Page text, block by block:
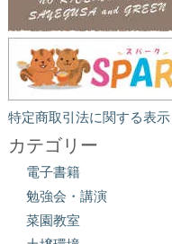
特定商取引法に関する表示
カテゴリー
電子書籍
勉強会・講演
菜園教室